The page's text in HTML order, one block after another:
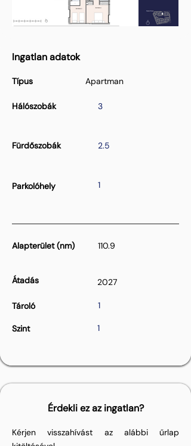
Ingatlan adatok
Típus
Hálószobák
Apartman
3
Fürdőszobák 2.5
Parkolóhely 1
Alapterület (nm) 110.9
Átadás 2027
Tároló 1
Szint 1
Érdekli ez az ingatlan?
Kérjen visszahívást az alábbi űrlap